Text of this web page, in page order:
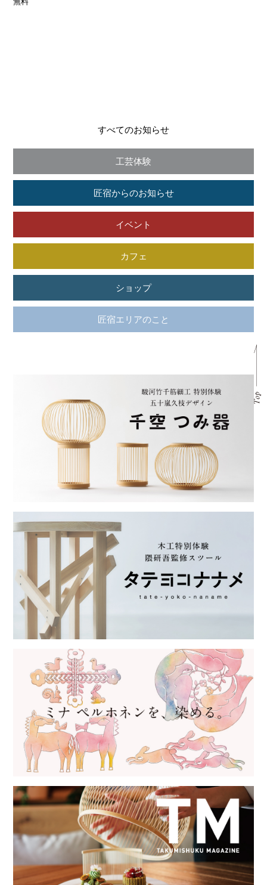
すべてのお知らせ
工芸体験
匠宿からのお知らせ
イベント
カフェ
ショップ
匠宿エリアのこと